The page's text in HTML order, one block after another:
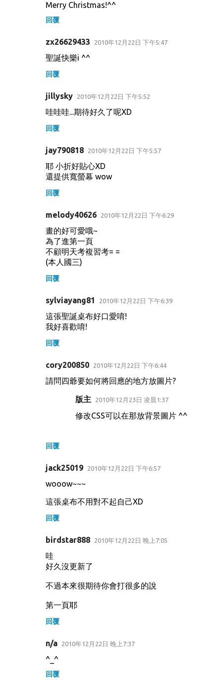
Merry Christmas!^^
回覆
zx26629433 2010年12月22日 下午5:47
聖誕快樂i ^^
回覆
jillysky 2010年12月22日 下午5:52
哇哇哇...期待好久了呢XD
回覆
jay790818 2010年12月22日 下午5:57
耶 小折好貼心XD
還提供寬螢幕 wow
回覆
melody40626 2010年12月22日 下午6:29
畫的好可愛哦~
為了進第一頁
不顧明天考複習考= =
(本人國三)
回覆
sylviayang81 2010年12月22日 下午6:39
這張聖誕桌布好口愛唷!
我好喜歡唷!
回覆
cory200850 2010年12月22日 下午6:44
請問四爺要如何將回應的地方放圖片?
回覆
版主 2010年12月23日 凌晨1:37
修改CSS可以在那放背景圖片 ^^
jack25019 2010年12月22日 下午6:57
wooow~~~
這張桌布不用對不起自己XD
回覆
birdstar888 2010年12月22日 晚上7:05
哇
好久沒更新了
不過本來很期待你會打很多的說
第一頁耶
回覆
n/a 2010年12月22日 晚上7:37
^_^
回覆